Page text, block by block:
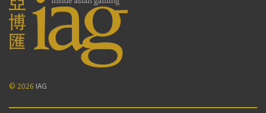
© 2026 IAG